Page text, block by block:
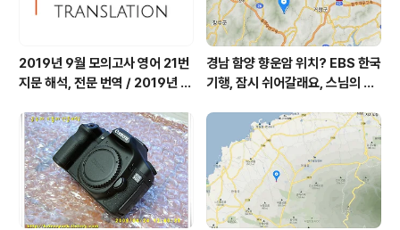
2019년 9월 모의고사 영어 21번
지문 해석, 전문 번역 / 2019년 9
역, 평가원 2019년 고3 9월 영어
영역 외국어영역 전문 해석, Engli
sh to Korean translation
경남 함양 향운암 위치? EBS 한국
기행, 잠시 쉬어갈래요, 스님의 어
상남도 함양군 가볼 만한 곳, 용추
계곡 향운암 명천스님, 덕유산 황
석산 거망산 기백산